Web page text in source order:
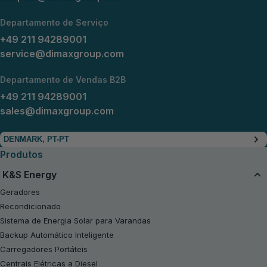
Departamento de Serviço
+49 211 94289001
service@dimaxgroup.com
Departamento de Vendas B2B
+49 211 94289001
sales@dimaxgroup.com
DENMARK, PT-PT
Produtos
K&S Energy
Geradores
Recondicionado
Sistema de Energia Solar para Varandas
Backup Automático Inteligente
Carregadores Portáteis
Centrais Elétricas a Diesel